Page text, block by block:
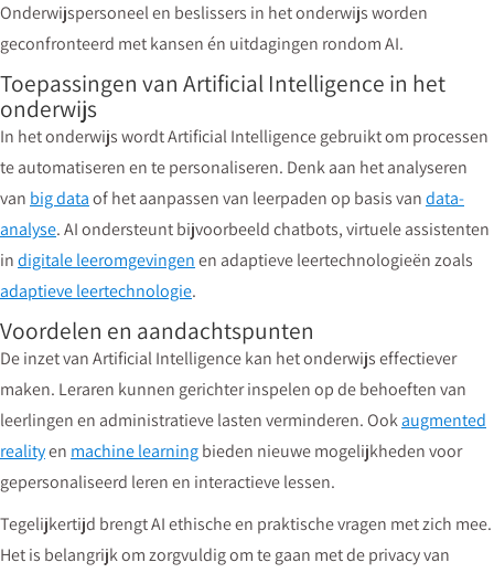
Onderwijspersoneel en beslissers in het onderwijs worden
geconfronteerd met kansen én uitdagingen rondom AI.
Toepassingen van Artificial Intelligence in het
onderwijs
In het onderwijs wordt Artificial Intelligence gebruikt om processen
te automatiseren en te personaliseren. Denk aan het analyseren
van big dataof het aanpassen van leerpaden op basis vandata-
analyse. AI ondersteunt bijvoorbeeld chatbots, virtuele assistenten
indigitale leeromgevingenen adaptieve leertechnologieën zoals
adaptieve leertechnologie.
Voordelen en aandachtspunten
De inzet van Artificial Intelligence kan het onderwijs effectiever
maken. Leraren kunnen gerichter inspelen op de behoeften van
leerlingen en administratieve lasten verminderen. Ookaugmented
realityen machine learningbieden nieuwe mogelijkheden voor
gepersonaliseerd leren en interactieve lessen.
Tegelijkertijd brengt AI ethische en praktische vragen met zich mee.
Het is belangrijk om zorgvuldig om te gaan met de privacy van